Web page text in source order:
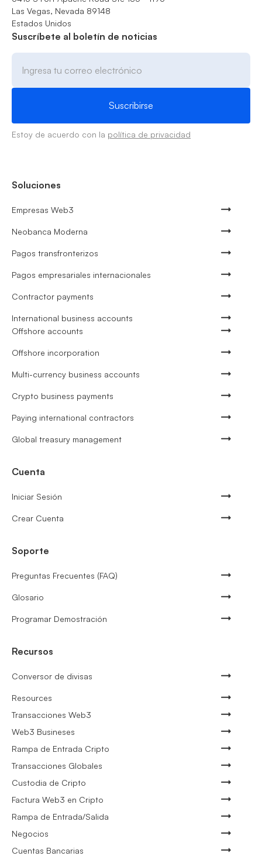
Las Vegas, Nevada 89148
Estados Unidos
Suscríbete al boletín de noticias
Estoy de acuerdo con la política de privacidad
Soluciones
Empresas Web3
Neobanca Moderna
Pagos transfronterizos
Pagos empresariales internacionales
Contractor payments
International business accounts
Offshore accounts
Offshore incorporation
Multi-currency business accounts
Crypto business payments
Paying international contractors
Global treasury management
Cuenta
Iniciar Sesión
Crear Cuenta
Soporte
Preguntas Frecuentes (FAQ)
Glosario
Programar Demostración
Recursos
Conversor de divisas
Resources
Transacciones Web3
Web3 Busineses
Rampa de Entrada Cripto
Transacciones Globales
Custodia de Cripto
Factura Web3 en Cripto
Rampa de Entrada/Salida
Negocios
Cuentas Bancarias